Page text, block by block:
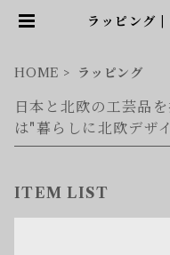
ラッピン
HOME
ラッピング
日本と北欧の工芸品
は"暮らしに北欧デザ
ITEM LIST